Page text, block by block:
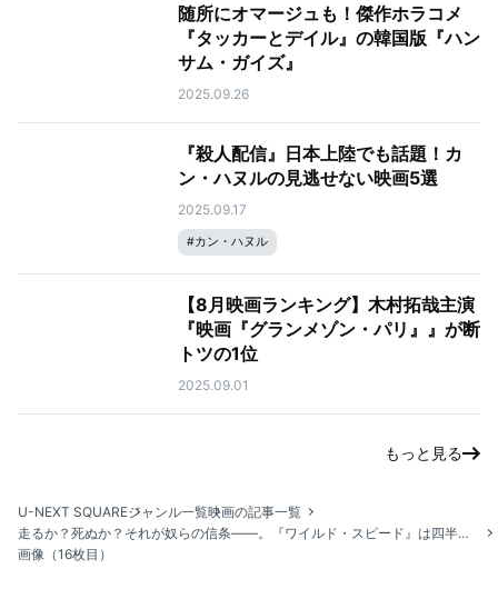
随所にオマージュも！傑作ホラコメ
『タッカーとデイル』の韓国版『ハン
サム・ガイズ』
2025.09.26
『殺人配信』日本上陸でも話題！カ
ン・ハヌルの見逃せない映画5選
2025.09.17
#カン・ハヌル
【8月映画ランキング】木村拓哉主演
『映画『グランメゾン・パリ』』が断
トツの1位
2025.09.01
もっと見る
U-NEXT SQUAREジャンル一覧映画の記事一覧
走るか？死ぬか？それが奴らの信条——。『ワイルド・スピード』は四半世紀を駆け抜ける大河アクション・シリーズ！
画像（16枚目）